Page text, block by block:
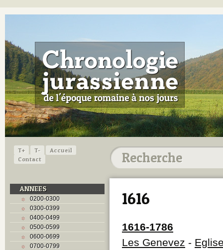
T+ T-
Accueil
Contact
ANNEES
0200-0300
0300-0399
0400-0499
0500-0599
0600-0699
0700-0799
1616
1616-1786
Les Genevez -